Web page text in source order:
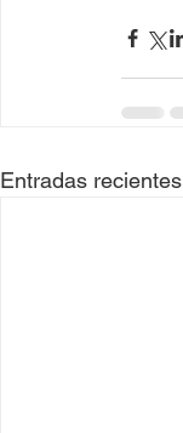
Entradas recientes